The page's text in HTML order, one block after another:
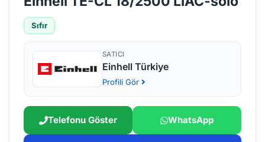
Sıfır
SATICI
Einhell Türkiye
Profili Gör
Telefonu Göster WhatsApp